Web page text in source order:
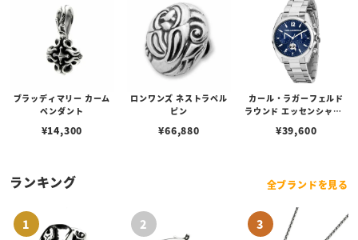
ブラッディマリー カーム
ペンダント
¥14,300
ロンワンズ ネストラペル
ピン
¥66,880
カール・ラガーフェルド
ラウンド エッセンシャル -
イコン ダイヤル シルバー
¥39,600
ランキング 全ブランドを見る